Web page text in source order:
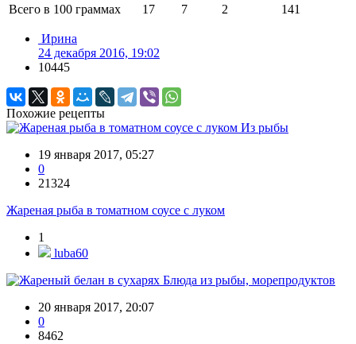
Всего в 100 граммах
17 7 2 141
Ирина
24 декабря 2016, 19:02
10445
Похожие рецепты
Из рыбы
19 января 2017, 05:27
0
21324
Жареная рыба в томатном соусе с луком
1
luba60
Блюда из рыбы, морепродуктов
20 января 2017, 20:07
0
8462